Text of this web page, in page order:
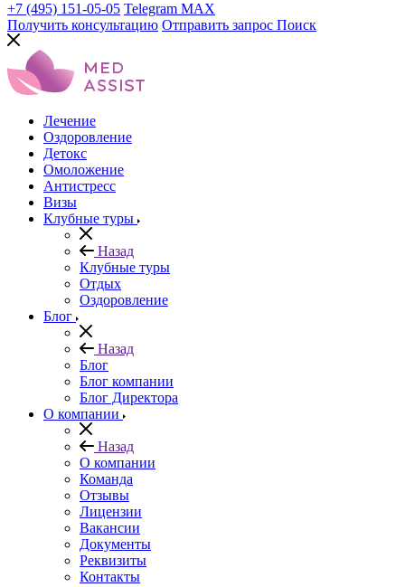
+7 (495) 151-05-05 Telegram MAX
Получить консультацию Отправить запрос Поиск
Лечение
Оздоровление
Детокс
Омоложение
Антистресс
Визы
Клубные туры
Назад
Клубные туры
Отдых
Оздоровление
Блог
Назад
Блог
Блог компании
Блог Директора
О компании
Назад
О компании
Команда
Отзывы
Лицензии
Вакансии
Документы
Реквизиты
Контакты